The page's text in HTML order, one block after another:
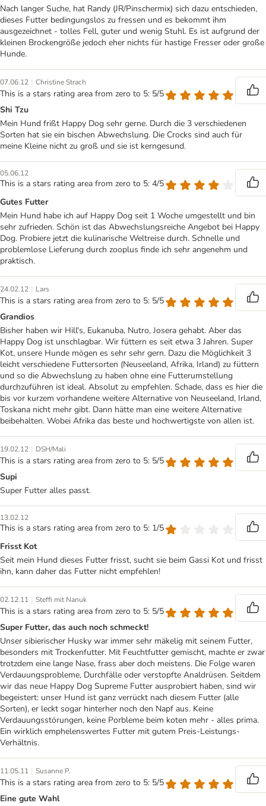
Nach langer Suche, hat Randy (JR/Pinschermix) sich dazu entschieden,
dieses Futter bedingungslos zu fressen und es bekommt ihm
ausgezeichnet - tolles Fell, guter und wenig Stuhl. Es ist aufgrund der
kleinen Brockengröße jedoch eher nichts für hastige Fresser oder große
Hunde.
07.06.12 | Christine Strach
This is a stars rating area from zero to 5: 5/5
Shi Tzu
Mein Hund frißt Happy Dog sehr gerne. Durch die 3 verschiedenen
Sorten hat sie ein bischen Abwechslung. Die Crocks sind auch für
meine Kleine nicht zu groß und sie ist kerngesund.
05.06.12
This is a stars rating area from zero to 5: 4/5
Gutes Futter
Mein Hund habe ich auf Happy Dog seit 1 Woche umgestellt und bin
sehr zufrieden. Schön ist das Abwechslungsreiche Angebot bei Happy
Dog. Probiere jetzt die kulinarische Weltreise durch. Schnelle und
problemlose Lieferung durch zooplus finde ich sehr angenehm und
praktisch.
24.02.12 | Lars
This is a stars rating area from zero to 5: 5/5
Grandios
Bisher haben wir Hill's, Eukanuba, Nutro, Josera gehabt. Aber das
Happy Dog ist unschlagbar. Wir füttern es seit etwa 3 Jahren. Super
Kot, unsere Hunde mögen es sehr sehr gern. Dazu die Möglichkeit 3
leicht verschiedene Futtersorten (Neuseeland, Afrika, Irland) zu füttern
und so die Abwechslung zu haben ohne eine Futterumstellung
durchzuführen ist ideal. Absolut zu empfehlen. Schade, dass es hier die
bis vor kurzem vorhandene weitere Alternative von Neuseeland, Irland,
Toskana nicht mehr gibt. Dann hätte man eine weitere Alternative
beibehalten. Wobei Afrika das beste und hochwertigste von allen ist.
19.02.12 | DSH/Mali
This is a stars rating area from zero to 5: 5/5
Supi
Super Futter alles passt.
13.02.12
This is a stars rating area from zero to 5: 1/5
Frisst Kot
Seit mein Hund dieses Futter frisst, sucht sie beim Gassi Kot und frisst
ihn, kann daher das Futter nicht empfehlen!
02.12.11 | Steffi mit Nanuk
This is a stars rating area from zero to 5: 5/5
Super Futter, das auch noch schmeckt!
Unser sibierischer Husky war immer sehr mäkelig mit seinem Futter,
besonders mit Trockenfutter. Mit Feuchtfutter gemischt, machte er zwar
trotzdem eine lange Nase, frass aber doch meistens. Die Folge waren
Verdauungsprobleme, Durchfälle oder verstopfte Analdrüsen. Seitdem
wir das neue Happy Dog Supreme Futter ausprobiert haben, sind wir
begeistert: unser Hund ist ganz verrückt nach diesem Futter (alle
Sorten), er leckt sogar hinterher noch den Napf aus. Keine
Verdauungsstörungen, keine Porbleme beim koten mehr - alles prima.
Ein wirklich emphelenswertes Futter mit gutem Preis-Leistungs-
Verhältnis.
11.05.11 | Susanne P.
This is a stars rating area from zero to 5: 5/5
Eine gute Wahl